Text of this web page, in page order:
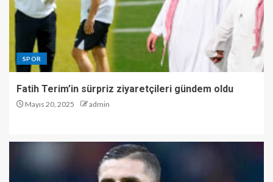
SPOR
Fatih Terim’in sürpriz ziyaretçileri gündem oldu
Mayıs 20, 2025 admin